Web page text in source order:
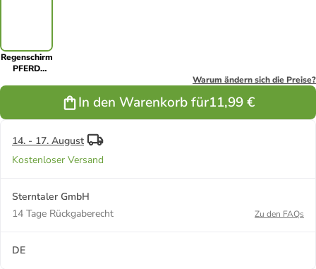
Regenschirm
PFERD
Warum ändern sich die Preise?
In den Warenkorb für11,99 €
14. - 17. August
Kostenloser Versand
Sterntaler GmbH
14 Tage Rückgaberecht
Zu den FAQs
DE